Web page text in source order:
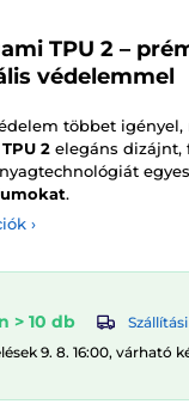
TPU 2 –
védelemmel
többet
2 elegáns dizájnt,
.
›
> 10 db
9. 8. 16:00, várható